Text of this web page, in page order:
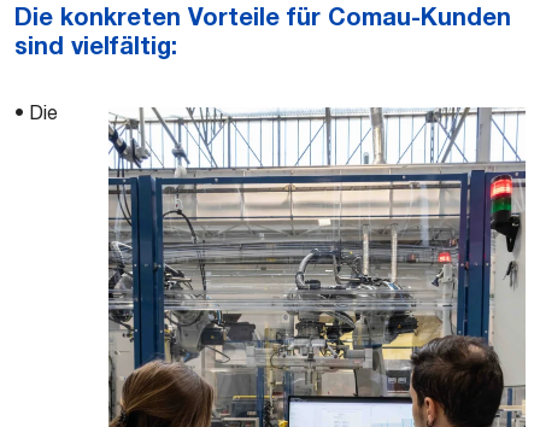
Die konkreten Vorteile für Comau-Kunden
sind vielfältig:
• Die